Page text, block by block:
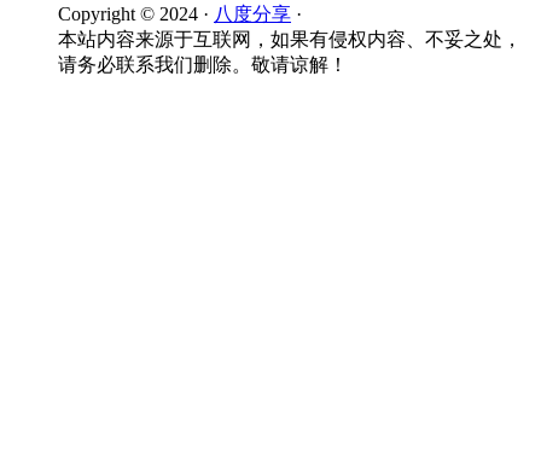
Copyright © 2024 · 八度分享 ·
本站内容来源于互联网，如果有侵权内容、不妥之处，
请务必联系我们删除。敬请谅解！